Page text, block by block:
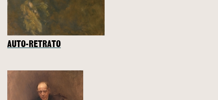
AUTO-RETRATO